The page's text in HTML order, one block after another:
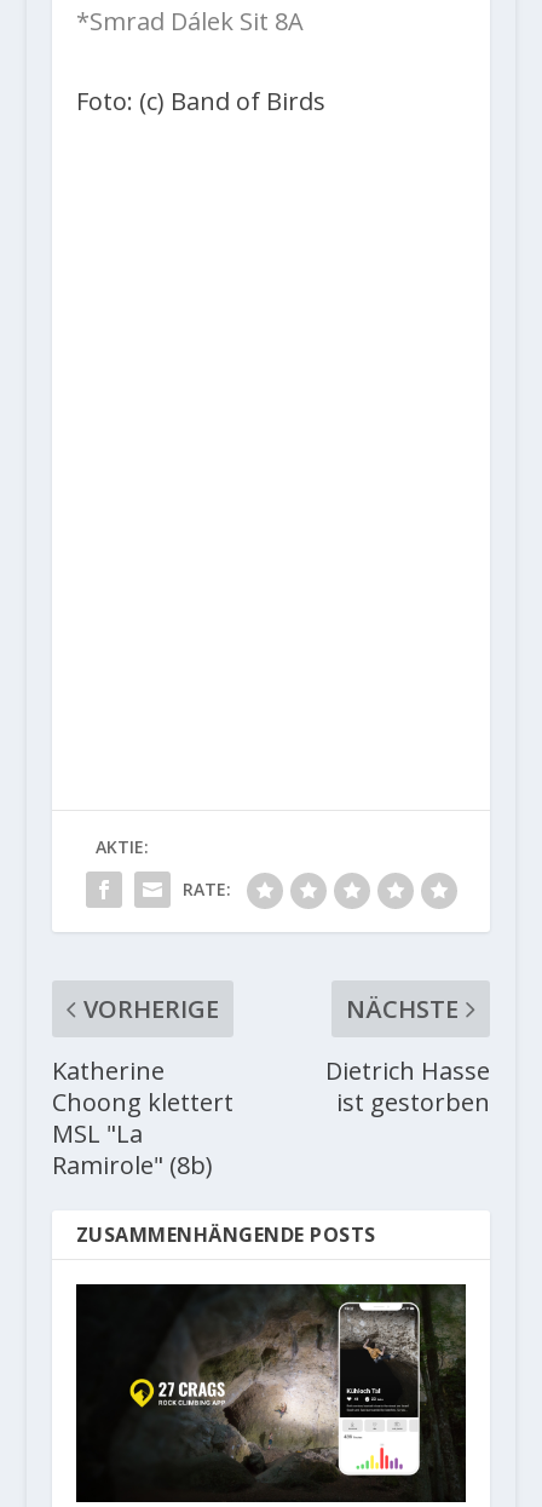
*Smrad Dálek Sit 8A
Foto: (c) Band of Birds
AKTIE:
RATE:
VORHERIGE
Katherine
Choong klettert
MSL "La
Ramirole" (8b)
NÄCHSTE
Dietrich Hasse
ist gestorben
ZUSAMMENHÄNGENDE POSTS